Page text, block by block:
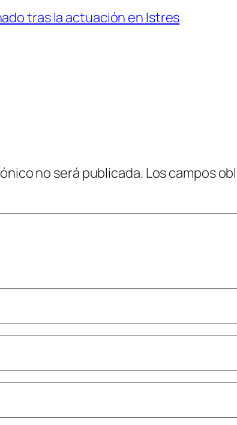
tras la actuación en Istres
no será publicada. Los campos